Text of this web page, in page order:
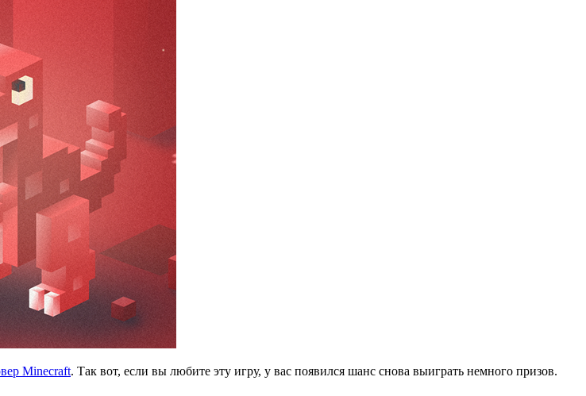
Minecraft. Так вот, если вы любите эту игру, у вас появился шанс снова выиграть немного призов.